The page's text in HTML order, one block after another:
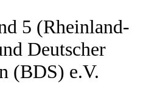
5 (Rheinland-
Deutscher
(BDS) e.V.